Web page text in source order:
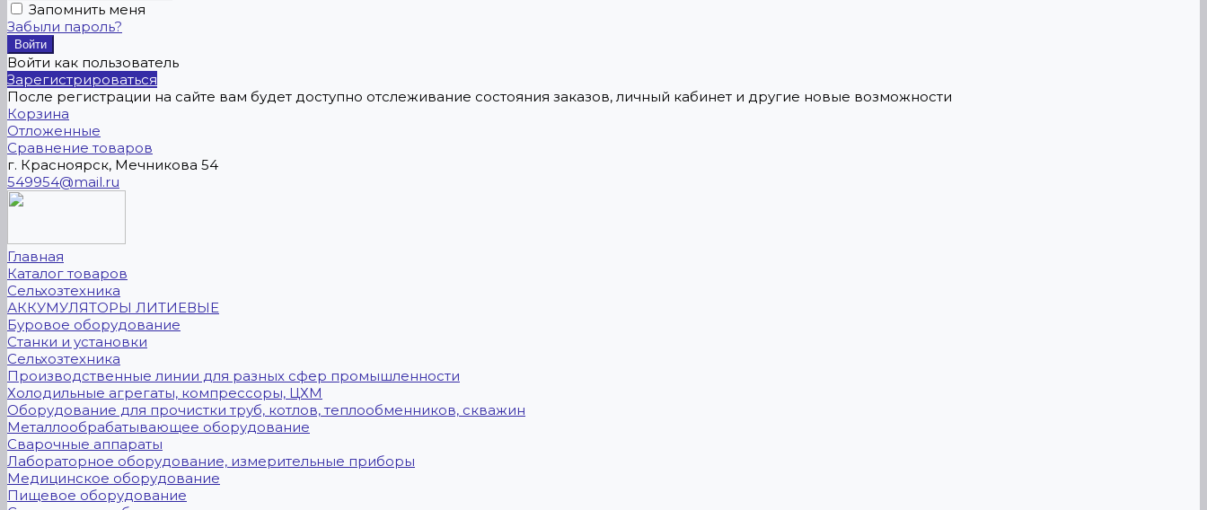
Запомнить меня
Забыли пароль?
Войти как пользователь
Зарегистрироваться
После регистрации на сайте вам будет доступно отслеживание состояния заказов, личный кабинет и другие новые возможности
Корзина
Отложенные
Сравнение товаров
г. Красноярск, Мечникова 54
549954@mail.ru
Главная
Каталог товаров
Сельхозтехника
АККУМУЛЯТОРЫ ЛИТИЕВЫЕ
Буровое оборудование
Станки и установки
Сельхозтехника
Производственные линии для разных сфер промышленности
Холодильные агрегаты, компрессоры, ЦХМ
Оборудование для прочистки труб, котлов, теплообменников, скважин
Металлообрабатывающее оборудование
Сварочные аппараты
Лабораторное оборудование, измерительные приборы
Медицинское оборудование
Пищевое оборудование